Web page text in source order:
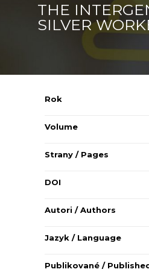
THE
SILVER
Rok
Volume
Strany / Pages
DOI
Autori / Authors
Jazyk / Language
Publikované /